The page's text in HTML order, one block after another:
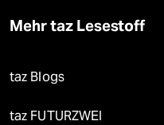
Mehr taz Lesestoff
taz Blogs
taz FUTURZWEI